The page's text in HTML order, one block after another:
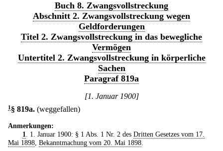
Buch 8. Zwangsvollstreckung
Abschnitt 2. Zwangsvollstreckung wegen
Geldforderungen
Titel 2. Zwangsvollstreckung in das bewegliche
Vermögen
Untertitel 2. Zwangsvollstreckung in körperliche
Sachen
Paragraf 819a
[1. Januar 1900]
1 § 819a. (weggefallen)
Anmerkungen:
1
. 1. Januar 1900: § 1 Abs. 1 Nr. 2 des Dritten Gesetzes vom 17.
Mai 1898 Bekanntmachung vom 20. Mai 1898